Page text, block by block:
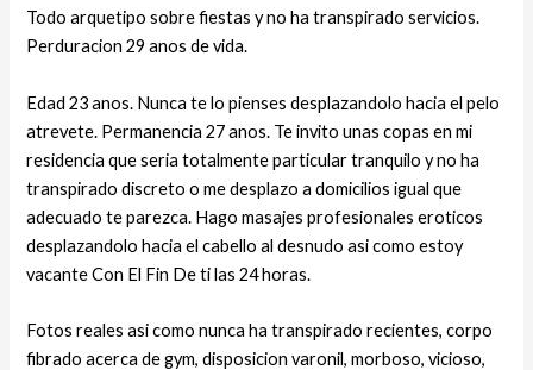
Todo arquetipo sobre fiestas y no ha transpirado servicios.
Perduracion 29 anos de vida.
Edad 23 anos. Nunca te lo pienses desplazandolo hacia el pelo
atrevete. Permanencia 27 anos. Te invito unas copas en mi
residencia que seria totalmente particular tranquilo y no ha
transpirado discreto o me desplazo a domicilios igual que
adecuado te parezca. Hago masajes profesionales eroticos
desplazandolo hacia el cabello al desnudo asi­ como estoy
vacante Con El Fin De ti las 24 horas.
Fotos reales asi­ como nunca ha transpirado recientes, corpo
fibrado acerca de gym, disposicion varonil, morboso, vicioso,